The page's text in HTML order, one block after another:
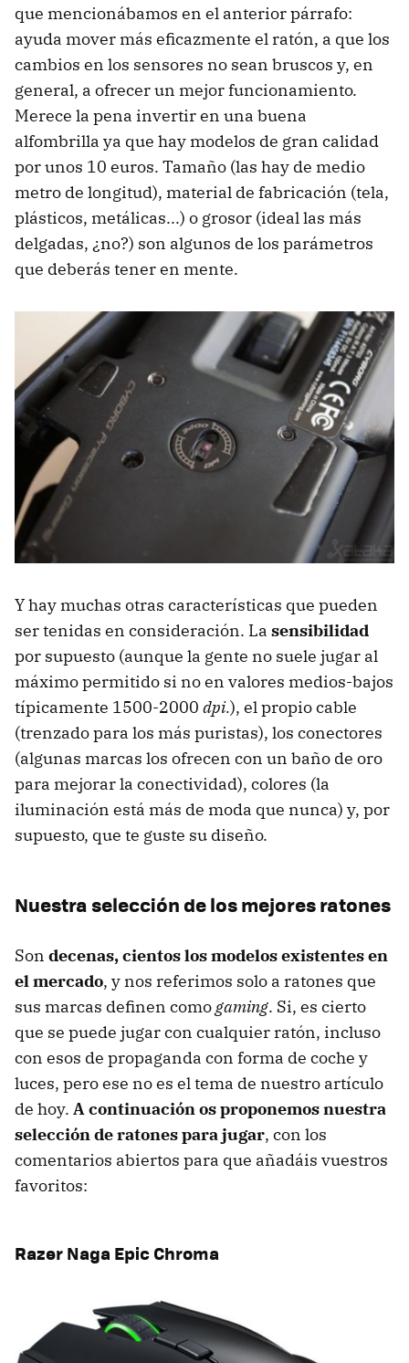
que mencionábamos en el anterior párrafo:
ayuda mover más eficazmente el ratón, a que los
cambios en los sensores no sean bruscos y, en
general, a ofrecer un mejor funcionamiento.
Merece la pena invertir en una buena
alfombrilla ya que hay modelos de gran calidad
por unos 10 euros. Tamaño (las hay de medio
metro de longitud), material de fabricación (tela,
plásticos, metálicas...) o grosor (ideal las más
delgadas, ¿no?) son algunos de los parámetros
que deberás tener en mente.
Y hay muchas otras características que pueden
ser tenidas en consideración. La sensibilidad
por supuesto (aunque la gente no suele jugar al
máximo permitido si no en valores medios-bajos
típicamente 1500-2000 dpi.), el propio cable
(trenzado para los más puristas), los conectores
(algunas marcas los ofrecen con un baño de oro
para mejorar la conectividad), colores (la
iluminación está más de moda que nunca) y, por
supuesto, que te guste su diseño.
Nuestra selección de los mejores ratones
Son decenas, cientos los modelos existentes en
el mercado, y nos referimos solo a ratones que
sus marcas definen comogaming. Si, es cierto
que se puede jugar con cualquier ratón, incluso
con esos de propaganda con forma de coche y
luces, pero ese no es el tema de nuestro artículo
de hoy. A continuación os proponemos nuestra
selección de ratones para jugar, con los
comentarios abiertos para que añadáis vuestros
favoritos:
Razer Naga Epic Chroma